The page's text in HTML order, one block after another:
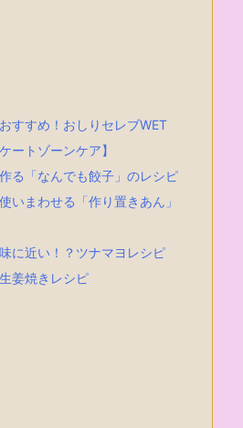
すすめ！おしりセレブWET
ートゾーンケア】
る「なんでも餃子」のレシピ
いまわせる「作り置きあん」
に近い！？ツナマヨレシピ
姜焼きレシピ